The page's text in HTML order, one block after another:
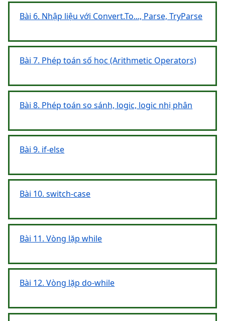
Bài 6. Nhập liệu với Convert.To..., Parse, TryParse
Bài 7. Phép toán số học (Arithmetic Operators)
Bài 8. Phép toán so sánh, logic, logic nhị phân
Bài 9. if-else
Bài 10. switch-case
Bài 11. Vòng lặp while
Bài 12. Vòng lặp do-while